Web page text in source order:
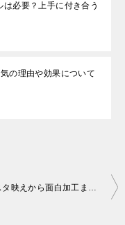
必要？上手に付き合う
の理由や効果について
インスタ映えから面白加工まで！おすすめ写真加工アプリ10選